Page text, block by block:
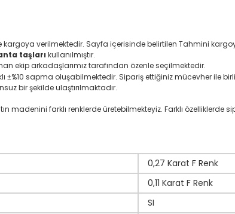
kargoya verilmektedir. Sayfa içerisinde belirtilen Tahmini
taşları kullanılmıştır.
ekip arkadaşlarımız tarafından özenle seçilmektedir.
±%10 sapma oluşabilmektedir. Sipariş ettiğiniz mücevher ile
bir şekilde ulaştırılmaktadır.
madenini farklı renklerde üretebilmekteyiz. Farklı özelliklerde
0,27 Karat F Renk
0,11 Karat F Renk
SI